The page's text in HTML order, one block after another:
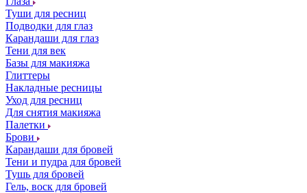
Туши для ресниц
Подводки для глаз
Карандаши для глаз
Тени для век
Базы для макияжа
Глиттеры
Накладные ресницы
Уход для ресниц
Для снятия макияжа
Палетки
Брови
Карандаши для бровей
Тени и пудра для бровей
Тушь для бровей
Гель, воск для бровей